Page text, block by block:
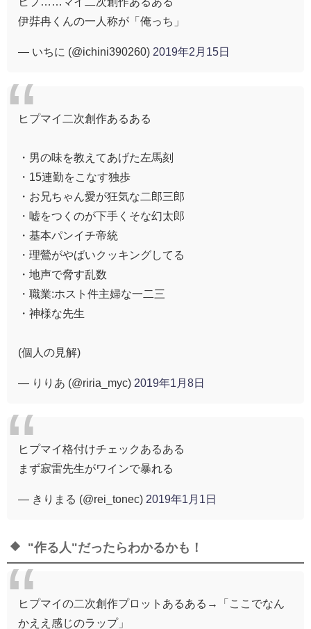
伊弉冉くんの一人称が「俺っち」
— いちに (@ichini390260) 2019年2月15日
ヒプマイ二次創作あるある
・男の味を教えてあげた左馬刻
・15連勤をこなす独歩
・お兄ちゃん愛が狂気な二郎三郎
・嘘をつくのが下手くそな幻太郎
・基本パンイチ帝統
・理鶯がやばいクッキングしてる
・地声で脅す乱数
・職業:ホスト件主婦な一二三
・神様な先生
(個人の見解)
— りりあ (@riria_myc) 2019年1月8日
ヒプマイ格付けチェックあるある
まず寂雷先生がワインで暴れる
— きりまる (@rei_tonec) 2019年1月1日
"作る人"だったらわかるかも！
ヒプマイの二次創作プロットあるある→「ここでなん
かええ感じのラップ」